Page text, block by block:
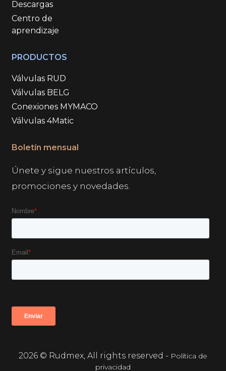
Descargas
Centro de
aprendizaje
PRODUCTOS
Válvulas RUD
Válvulas BELG
Conexiones MYMACO
Válvulas 4Matic
Boletín mensual
Únete y sigue nuestros artículos,
promociones y novedades.
2026 © Rudmex, All rights reserved - Política de
privacidad